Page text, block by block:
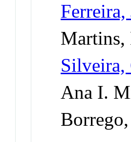
Martins,
Silveira,
Ana I.